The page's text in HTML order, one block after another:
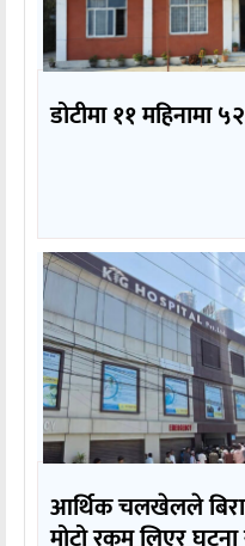
डोटीमा ११ महिनामा
आर्थिक चलखेलले